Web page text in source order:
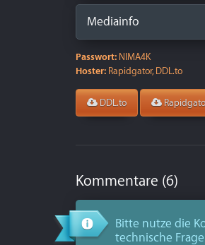
Mediainfo
Passwort: NIMA4K
Hoster: Rapidgator, DDL.to
DDL.to
Kommentare (6)
Bitte nutze die
technische